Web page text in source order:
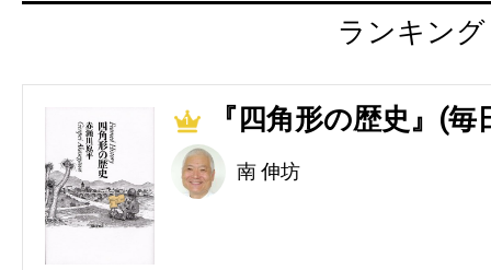
ランキング
1 『四角形の歴史』(毎
南 伸坊